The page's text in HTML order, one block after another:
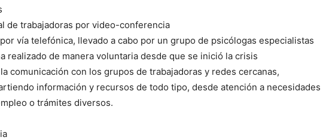
de trabajadoras por video-conferencia
vía telefónica, llevado a cabo por un grupo de psicólogas especialistas
realizado de manera voluntaria desde que se inició la crisis
comunicación con los grupos de trabajadoras y redes cercanas,
información y recursos de todo tipo, desde atención a necesidades
o trámites diversos.